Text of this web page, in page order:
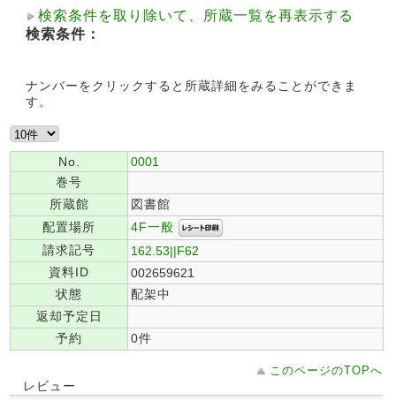
検索条件を取り除いて、所蔵一覧を再表示する
検索条件：
ナンバーをクリックすると所蔵詳細をみることができま
す。
No.
0001
巻号
所蔵館
図書館
配置場所
4F一般
請求記号
162.53||F62
資料ID
002659621
状態
配架中
返却予定日
予約
0件
このページのTOPへ
レビュー